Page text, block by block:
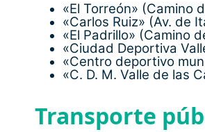
«El Torreón» (Camino
«Carlos Ruiz» (Av. de
«El Padrillo» (Camino
«Ciudad Deportiva
«Centro deportivo
«C. D. M. Valle de las
Transporte